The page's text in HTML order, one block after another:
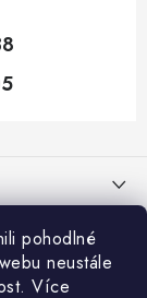
pohodlné
neustále
Více